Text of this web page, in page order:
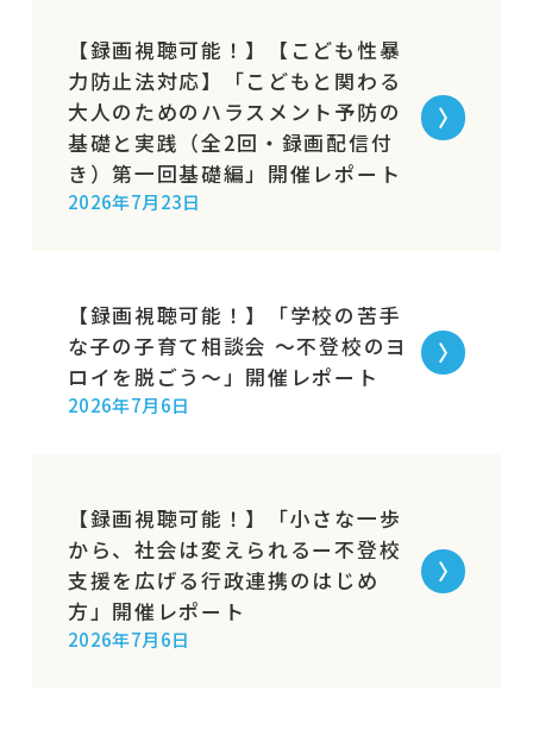
【録画視聴可能！】【こども性暴
力防止法対応】「こどもと関わる
大人のためのハラスメント予防の
基礎と実践（全2回・録画配信付
き）第一回基礎編」開催レポート
2026年7月23日
【録画視聴可能！】「学校の苦手
な子の子育て相談会 〜不登校のヨ
ロイを脱ごう〜」開催レポート
2026年7月6日
【録画視聴可能！】「小さな一歩
から、社会は変えられるー不登校
支援を広げる行政連携のはじめ
方」開催レポート
2026年7月6日